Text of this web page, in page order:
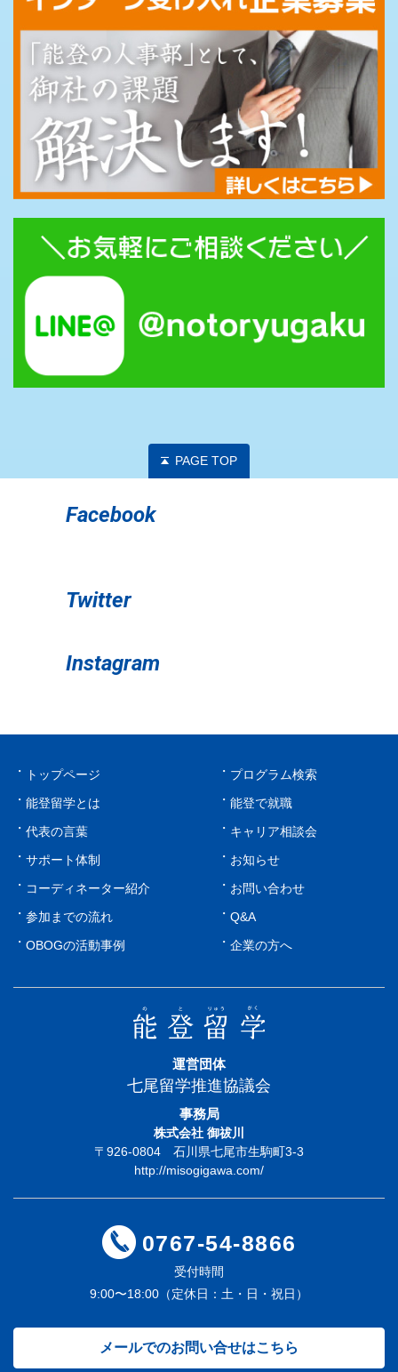
PAGE TOP
Facebook
Twitter
Instagram
トップページ
能登留学とは
代表の言葉
サポート体制
コーディネーター紹介
参加までの流れ
OBOGの活動事例
プログラム検索
能登で就職
キャリア相談会
お知らせ
お問い合わせ
Q&A
企業の方へ
運営団体
七尾留学推進協議会
事務局
株式会社 御祓川
〒926-0804 石川県七尾市生駒町3-3
http://misogigawa.com/
0767-54-8866
受付時間
9:00〜18:00（定休日：土・日・祝日）
メールでのお問い合せはこちら